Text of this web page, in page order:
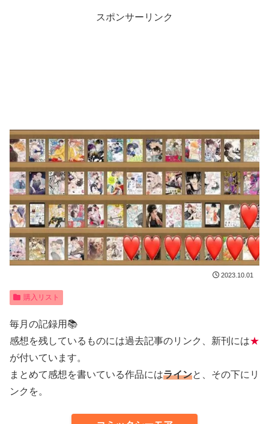
スポンサーリンク
2023.10.01
購入リスト
毎月の記録用📚
感想を残しているものには過去記事のリンク、新刊には★
が付いています。
まとめて感想を書いている作品にはラインと、その下にリ
ンクを。